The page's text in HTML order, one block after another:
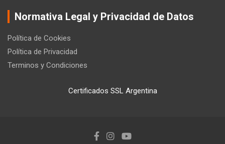
Normativa Legal y Privacidad de Datos
Política de Cookies
Política de Privacidad
Terminos y Condiciones
Certificados SSL Argentina